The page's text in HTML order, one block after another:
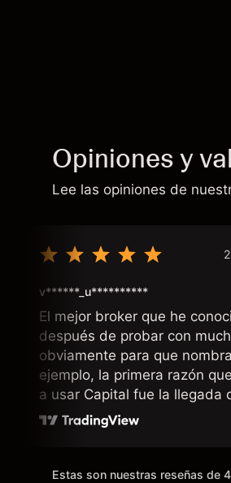
Opiniones y
Lee las opiniones de
v******_u**********
El mejor broker que he
después de probar con
obviamente para que
ejemplo, la primera razón
a usar Capital fue la llegada
dinero de inmediato a mi
días o tienen mucha
Estas son nuestras reseñas de